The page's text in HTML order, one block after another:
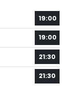
19:00
19:00
21:30
21:30